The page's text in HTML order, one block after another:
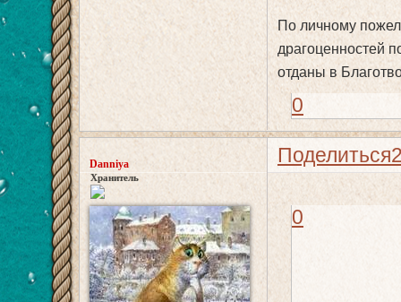
По личному
драгоценностей
отданы в
0
Поделиться
Danniya
Хранитель
0